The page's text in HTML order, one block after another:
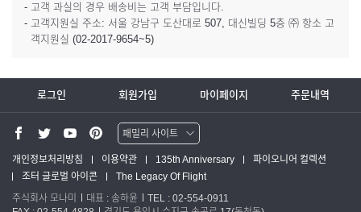
- 고객 과실의 경우 배송비는 고객 부담입니다.
- 고객지원실 주소: 서울 강남구 도산대로 507, 대신빌딩 5층 ㈜ 항소 고
객지원실 (02-2017-9654~5)
로그인 회원가입 마이페이지 주문내역
패밀리 사이트
워터맨 쇼핑몰
파카 글로벌
개인정보처리방침 이용약관 135th Anniversary
파이오니어 컬렉션
조터 글로벌 아이콘
The Legacy Of Flight
주식회사 모나미
대표 : 송하윤
TEL : 02-554-0911